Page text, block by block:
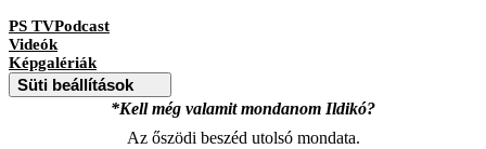
PS TVPodcast
Videók
Képgalériák
Süti beállítások
*Kell még valamit mondanom Ildikó?
Az őszödi beszéd utolsó mondata.